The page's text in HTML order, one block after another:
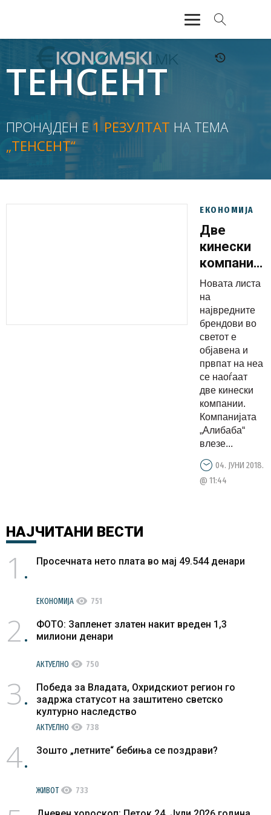
АКТУЕЛНО
ЕКОНОМИЈА
ФИНАНСИИ
БАНКАРСТВО
ЖИВОТ
ТЕНСЕНТ
ПРОНАЈДЕН Е1 РЕЗУЛТАТ НА ТЕМА
„ТЕНСЕНТ“
ЕКОНОМИЈА
Две
кинески
компании
на
листата
на
највредни
брендови,
Гугл на
прво
место
Новата листа
на
највредните
брендови во
светот е
објавена и
првпат на неа
се наоѓаат
две кинески
компании.
Компанијата
„Алибаба“
влезе...
04. ЈУНИ 2018.
@ 11:44
НАЈЧИТАНИ ВЕСТИ
1 Просечната нето плата во мај 49.544 денари
ЕКОНОМИЈА visibility 751
2
ФОТО: Запленет златен накит вреден 1,3
милиони денари
АКТУЕЛНО visibility 750
3
Победа за Владата, Охридскиот регион го
задржа статусот на заштитено светско
културно наследство
АКТУЕЛНО visibility 738
4 Зошто „летните“ бебиња се поздрави?
ЖИВОТvisibility 733